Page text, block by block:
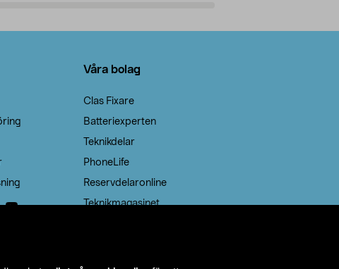
Våra bolag
Clas Fixare
Batteriexperten
Teknikdelar
PhoneLife
Reservdelaronline
Teknikmagasinet